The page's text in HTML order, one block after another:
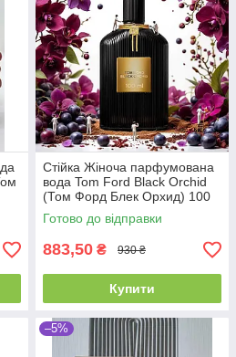
Стійка Жіноча парфумована
вода Tom Ford Black Orchid
(Том Форд Блек Орхид) 100
мл
Готово до відправки
883,50 ₴ 930 ₴
Купити
–5%